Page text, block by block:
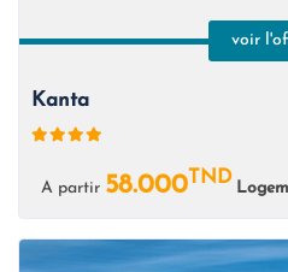
voir
Kanta
A partir 58.000TND